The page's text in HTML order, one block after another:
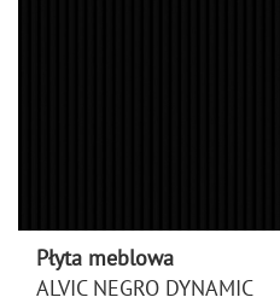
Płyta meblowa
ALVIC NEGRO DYNAMIC